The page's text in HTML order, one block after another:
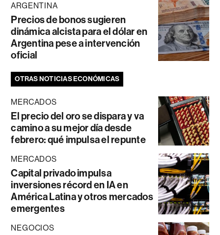
ARGENTINA
Precios de bonos sugieren
dinámica alcista para el dólar en
Argentina pese a intervención
oficial
OTRAS NOTICIAS ECONÓMICAS
MERCADOS
El precio del oro se dispara y va
camino a su mejor día desde
febrero: qué impulsa el repunte
MERCADOS
Capital privado impulsa
inversiones récord en IA en
América Latina y otros mercados
emergentes
NEGOCIOS